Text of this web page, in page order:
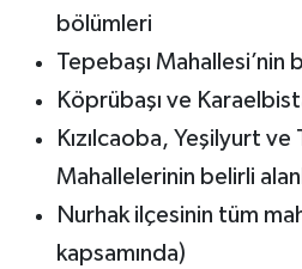
bölümleri
Tepebaşı Mahallesi’nin
Köprübaşı ve
Kızılcaoba, Yeşilyurt ve
Mahallelerinin belirli
Nurhak ilçesinin tüm
kapsamında)